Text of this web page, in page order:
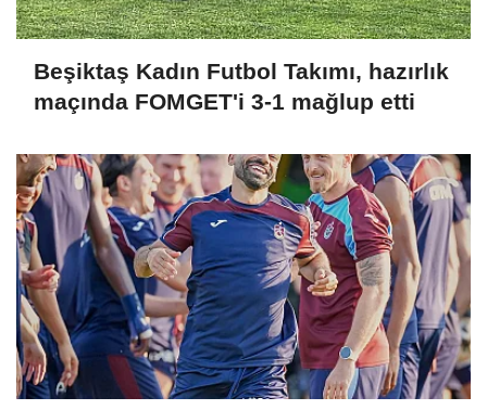
Beşiktaş Kadın Futbol Takımı, hazırlık
maçında FOMGET'i 3-1 mağlup etti